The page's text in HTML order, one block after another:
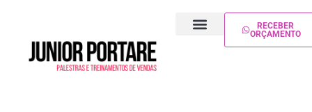
RECEBER
ORÇAMENTO